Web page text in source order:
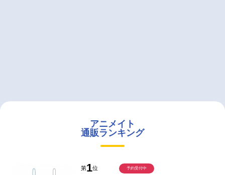
アニメイト
通販ランキング
第1位 予約受付中